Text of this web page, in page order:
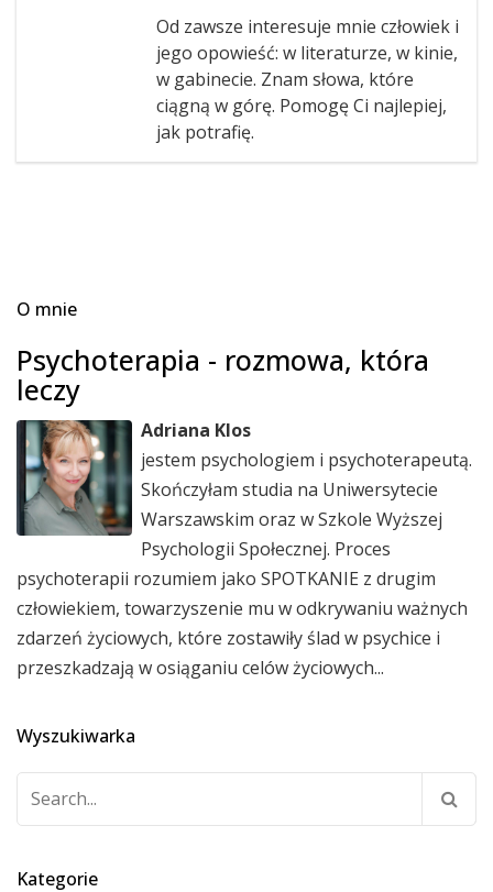
Od zawsze interesuje mnie człowiek i
jego opowieść: w literaturze, w kinie,
w gabinecie. Znam słowa, które
ciągną w górę. Pomogę Ci najlepiej,
jak potrafię.
O mnie
Psychoterapia - rozmowa, która
leczy
Adriana Klos
jestem psychologiem i psychoterapeutą.
Skończyłam studia na Uniwersytecie
Warszawskim oraz w Szkole Wyższej
Psychologii Społecznej. Proces
psychoterapii rozumiem jako SPOTKANIE z drugim
człowiekiem, towarzyszenie mu w odkrywaniu ważnych
zdarzeń życiowych, które zostawiły ślad w psychice i
przeszkadzają w osiąganiu celów życiowych...
Wyszukiwarka
Kategorie